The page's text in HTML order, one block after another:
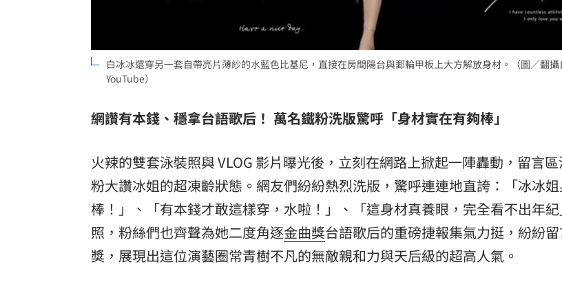
白冰冰還穿另一套自帶亮片薄紗的水藍色比基尼，直接在房間陽台與郵輪甲板上大方解放身材。（圖／翻
YouTube）
網讚有本錢、穩拿台語歌后！ 萬名鐵粉洗版驚呼「身材實在有夠棒」
火辣的雙套泳裝照與 VLOG 影片曝光後，立刻在網路上掀起一陣轟動，留言
粉大讚冰姐的超凍齡狀態。網友們紛紛熱烈洗版，驚呼連連地直誇：「冰冰
棒！」、「有本錢才敢這樣穿，水啦！」、「這身材真養眼，完全看不出年
照，粉絲們也齊聲為她二度角逐金曲獎台語歌后的重磅捷報集氣力挺，紛紛
獎，展現出這位演藝圈常青樹不凡的無敵親和力與天后級的超高人氣。